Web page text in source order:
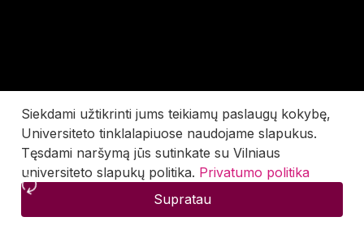
Siekdami užtikrinti jums teikiamų paslaugų kokybę,
Universiteto tinklalapiuose naudojame slapukus.
Tęsdami naršymą jūs sutinkate su Vilniaus
universiteto slapukų politika. Privatumo politika
Supratau